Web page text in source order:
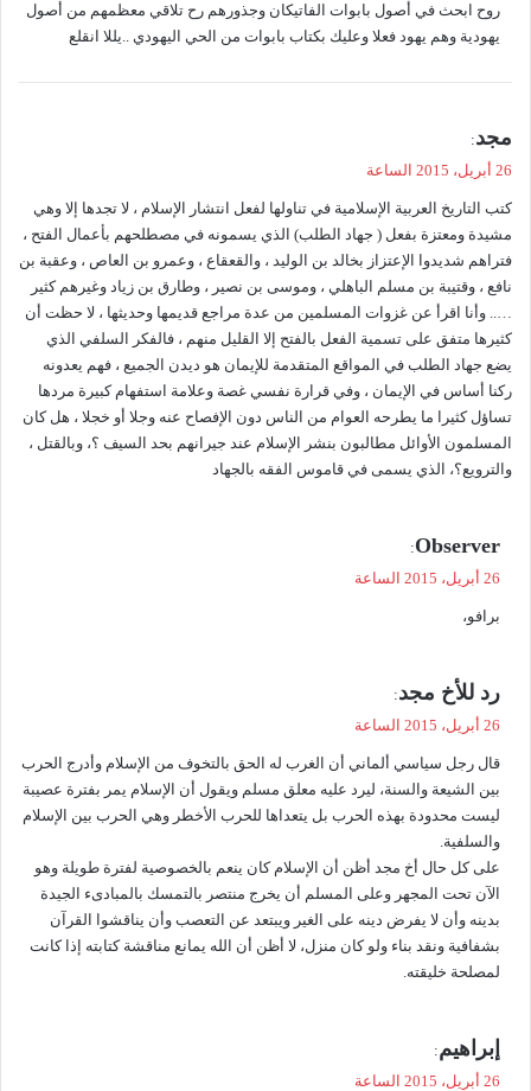
روح ابحث في أصول بابوات الفاتيكان وجذورهم رح تلاقي معظمهم من أصول
يهودية وهم يهود فعلا وعليك بكتاب بابوات من الحي اليهودي ..يللا انقلع
ل
مجد:
26 أبريل، 2015 الساعة
كتب التاريخ العربية الإسلامية في تناولها لفعل انتشار الإسلام ، لا تجدها إلا وهي
مشيدة ومعتزة بفعل ( جهاد الطلب) الذي يسمونه في مصطلحهم بأعمال الفتح ،
فتراهم شديدوا الإعتزاز بخالد بن الوليد ، والقعقاع ، وعمرو بن العاص ، وعقبة بن
نافع ، وقتيبة بن مسلم الباهلي ، وموسى بن نصير ، وطارق بن زياد وغيرهم كثير
….. وأنا اقرأ عن غزوات المسلمين من عدة مراجع قديمها وحديثها ، لا حظت أن
كثيرها متفق على تسمية الفعل بالفتح إلا القليل منهم ، فالفكر السلفي الذي
يضع جهاد الطلب في المواقع المتقدمة للإيمان هو ديدن الجميع ، فهم يعدونه
ركنا أساس في الإيمان ، وفي قرارة نفسي غصة وعلامة استفهام كبيرة مردها
تساؤل كثيرا ما يطرحه العوام من الناس دون الإفصاح عنه وجلا أو خجلا ، هل كان
المسلمون الأوائل مطالبون بنشر الإسلام عند جيرانهم بحد السيف ؟، وبالقتل ،
والترويع؟، الذي يسمى في قاموس الفقه بالجهاد
ي
ل
Observer
:
26 أبريل، 2015 الساعة
برافو،
ل
رد للأخ مجد:
26 أبريل، 2015 الساعة
قال رجل سياسي ألماني أن الغرب له الحق بالتخوف من الإسلام وأدرج الحرب
بين الشيعة والسنة، ليرد عليه معلق مسلم ويقول أن الإسلام يمر بفترة عصيبة
ليست محدودة بهذه الحرب بل يتعداها للحرب الأخطر وهي الحرب بين الإسلام
والسلفية.
على كل حال أخ مجد أظن أن الإسلام كان ينعم بالخصوصية لفترة طويلة وهو
الآن تحت المجهر وعلى المسلم أن يخرج منتصر بالتمسك بالمبادىء الجيدة
بدينه وأن لا يفرض دينه على الغير ويبتعد عن التعصب وأن يناقشوا القرآن
بشفافية ونقد بناء ولو كان منزل، لا أظن أن الله يمانع مناقشة كتابته إذا كانت
لمصلحة خليقته.
يإبراهيم :
26 أبريل، 2015 الساعة